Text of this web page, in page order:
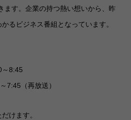
ます。企業の持つ熱い想いから、昨
るビジネス番組となっています。
～8:45
7:45（再放送）
けます。